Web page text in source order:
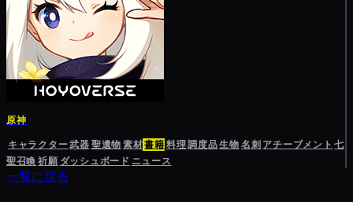
原神
キャラクター武器聖遺物素材書籍料理調度品生物名刺 アチーブメント 七
聖召喚祈願 ダッシュボード ニュース
一覧に戻る